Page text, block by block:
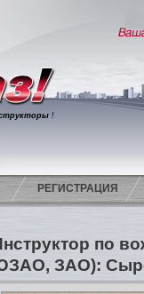
!
РЕГИСТРАЦИЯ
по
ЗАО):